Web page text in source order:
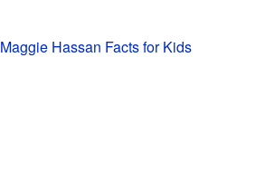
Maggie Hassan Facts for Kids